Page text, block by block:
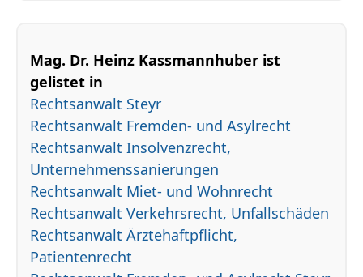
Mag. Dr. Heinz Kassmannhuber ist
gelistet in
Rechtsanwalt Steyr
Rechtsanwalt Fremden- und Asylrecht
Rechtsanwalt Insolvenzrecht,
Unternehmenssanierungen
Rechtsanwalt Miet- und Wohnrecht
Rechtsanwalt Verkehrsrecht, Unfallschäden
Rechtsanwalt Ärztehaftpflicht,
Patientenrecht